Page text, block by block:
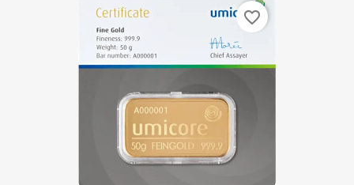
favorite_border